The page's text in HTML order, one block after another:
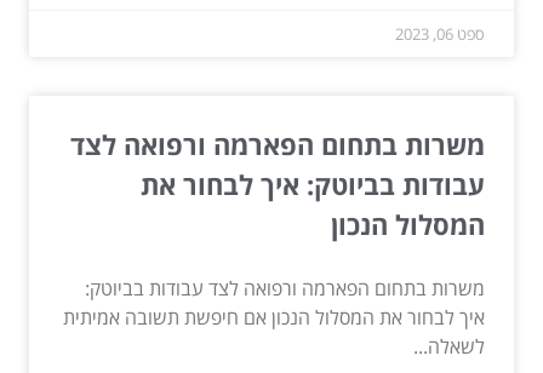
ספט 06, 2023
משרות בתחום הפארמה ורפואה לצד
עבודות בביוטק: איך לבחור את
המסלול הנכון
משרות בתחום הפארמה ורפואה לצד עבודות בביוטק:
איך לבחור את המסלול הנכון אם חיפשת תשובה אמיתית
לשאלה...